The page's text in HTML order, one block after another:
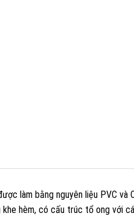
làm bằng nguyên liệu PVC
hèm, có cấu trúc tổ ong với